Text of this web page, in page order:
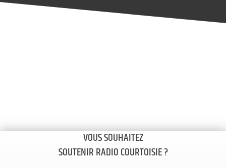
VOUS SOUHAITEZ
SOUTENIR RADIO COURTOISIE ?